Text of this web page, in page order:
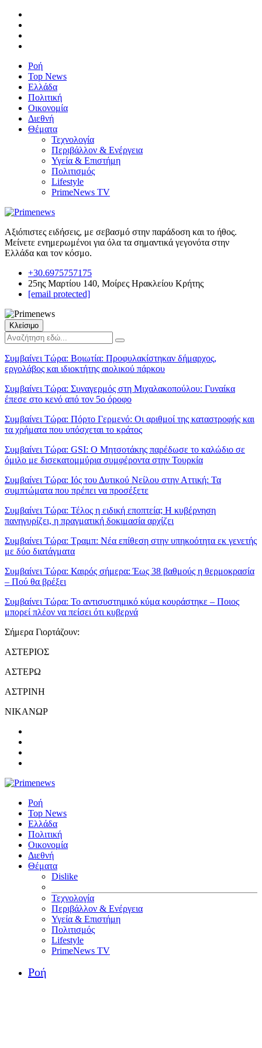
Ροή
Top News
Ελλάδα
Πολιτική
Οικονομία
Διεθνή
Θέματα
Τεχνολογία
Περιβάλλον & Ενέργεια
Υγεία & Επιστήμη
Πολιτισμός
Lifestyle
PrimeNews TV
Αξιόπιστες ειδήσεις, με σεβασμό στην παράδοση και το ήθος.
Μείνετε ενημερωμένοι για όλα τα σημαντικά γεγονότα στην
Ελλάδα και τον κόσμο.
+30.6975757175
25ης Μαρτίου 140, Μοίρες Ηρακλείου Κρήτης
[email protected]
Κλείσιμο
Συμβαίνει Τώρα: Βοιωτία: Προφυλακίστηκαν δήμαρχος,
εργολάβος και ιδιοκτήτης αιολικού πάρκου
Συμβαίνει Τώρα: Συναγερμός στη Μιχαλακοπούλου: Γυναίκα
έπεσε στο κενό από τον 5ο όροφο
Συμβαίνει Τώρα: Πόρτο Γερμενό: Οι αριθμοί της καταστροφής και
τα χρήματα που υπόσχεται το κράτος
Συμβαίνει Τώρα: GSI: Ο Μητσοτάκης παρέδωσε το καλώδιο σε
όμιλο με δισεκατομμύρια συμφέροντα στην Τουρκία
Συμβαίνει Τώρα: Ιός του Δυτικού Νείλου στην Αττική: Τα
συμπτώματα που πρέπει να προσέξετε
Συμβαίνει Τώρα: Τέλος η ειδική εποπτεία; Η κυβέρνηση
πανηγυρίζει, η πραγματική δοκιμασία αρχίζει
Συμβαίνει Τώρα: Τραμπ: Νέα επίθεση στην υπηκοότητα εκ γενετής
με δύο διατάγματα
Συμβαίνει Τώρα: Καιρός σήμερα: Έως 38 βαθμούς η θερμοκρασία
– Πού θα βρέξει
Συμβαίνει Τώρα: Το αντισυστημικό κύμα κουράστηκε – Ποιος
μπορεί πλέον να πείσει ότι κυβερνά
Σήμερα Γιορτάζουν:
ΑΣΤΕΡΙΟΣ
ΑΣΤΕΡΩ
ΑΣΤΡΙΝΗ
ΝΙΚΑΝΩΡ
Ροή
Top News
Ελλάδα
Πολιτική
Οικονομία
Διεθνή
Θέματα
Dislike
Τεχνολογία
Περιβάλλον & Ενέργεια
Υγεία & Επιστήμη
Πολιτισμός
Lifestyle
PrimeNews TV
Ροή